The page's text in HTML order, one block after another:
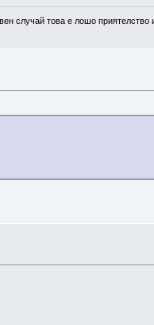
случай това е лошо